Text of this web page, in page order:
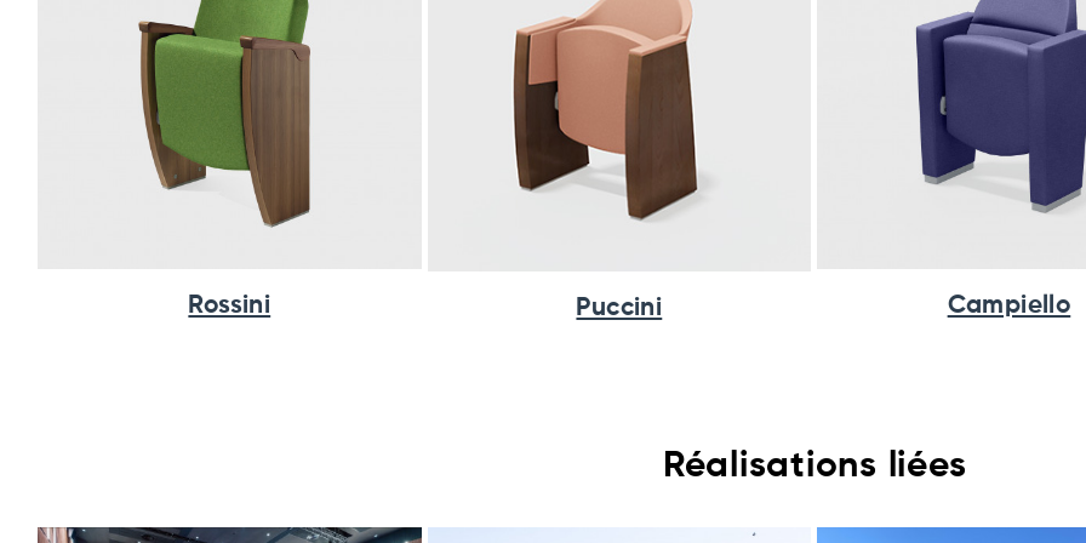
Rossini Puccini Campiello
Réalisations liées